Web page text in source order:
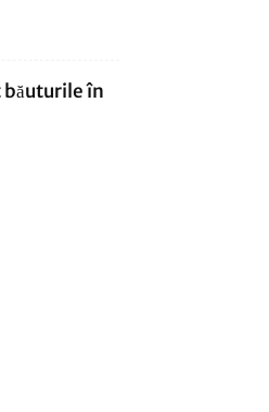
băuturile în